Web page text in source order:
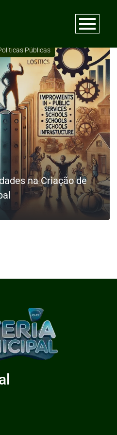
loteria municipal
Públicas
na Criação de
0